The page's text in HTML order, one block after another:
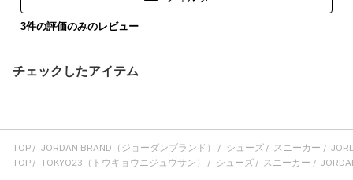
チェックしたアイテム
TOP JORDAN BRAND（ジョーダンブランド） シューズ スニーカー
TOP
TOKYO23（トウキョウニジュウサン） シューズ スニーカー